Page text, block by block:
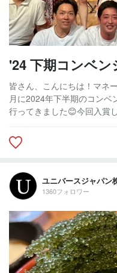
'24 下期コンベン
皆さん、こんにちは！マネ
月に2024年下半期のコンベ
行ってきました😊今回入賞
ユニバースジャパン
1360フォロワー